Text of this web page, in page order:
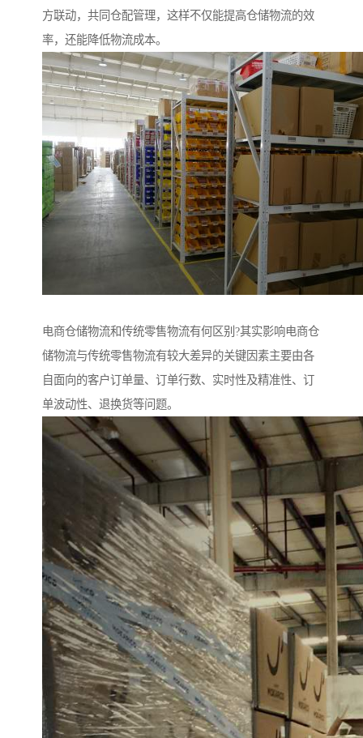
方联动，共同仓配管理，这样不仅能提高仓储物流的效
率，还能降低物流成本。
电商仓储物流和传统零售物流有何区别?其实影响电商仓
储物流与传统零售物流有较大差异的关键因素主要由各
自面向的客户订单量、订单行数、实时性及精准性、订
单波动性、退换货等问题。